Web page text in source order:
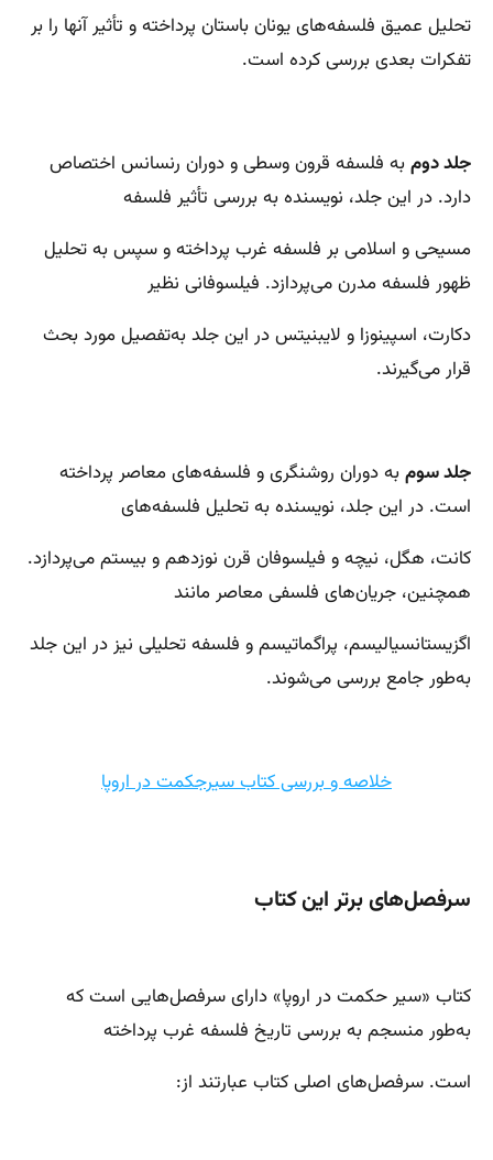
تحلیل عمیق فلسفه‌های یونان باستان پرداخته و تأثیر آنها را بر
تفکرات بعدی بررسی کرده است.
جلد دومبه فلسفه قرون وسطی و دوران رنسانس اختصاص
دارد. در این جلد، نویسنده به بررسی تأثیر فلسفه
مسیحی و اسلامی بر فلسفه غرب پرداخته و سپس به تحلیل
ظهور فلسفه مدرن می‌پردازد. فیلسوفانی نظیر
دکارت، اسپینوزا و لایبنیتس در این جلد به‌تفصیل مورد بحث
قرار می‌گیرند.
جلد سومبه دوران روشنگری و فلسفه‌های معاصر پرداخته
است. در این جلد، نویسنده به تحلیل فلسفه‌های
کانت، هگل، نیچه و فیلسوفان قرن نوزدهم و بیستم می‌پردازد.
همچنین، جریان‌های فلسفی معاصر مانند
اگزیستانسیالیسم، پراگماتیسم و فلسفه تحلیلی نیز در این جلد
به‌طور جامع بررسی می‌شوند.
خلاصه و بررسی کتاب سیرجکمت در اروپا
سرفصل‌های برتر این کتاب
کتاب «سیر حکمت در اروپا» دارای سرفصل‌هایی است که
به‌طور منسجم به بررسی تاریخ فلسفه غرب پرداخته
است. سرفصل‌های اصلی کتاب عبارتند از: